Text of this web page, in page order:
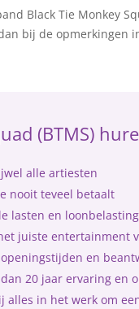
Black Tie Monkey
bij de opmerkingen
(BTMS)
alle artiesten
nooit teveel betaalt
lasten en
juiste entertainment
en
20 jaar ervaring
in het werk om